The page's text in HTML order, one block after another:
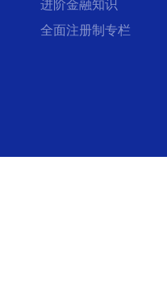
进阶金融知识
全面注册制专栏